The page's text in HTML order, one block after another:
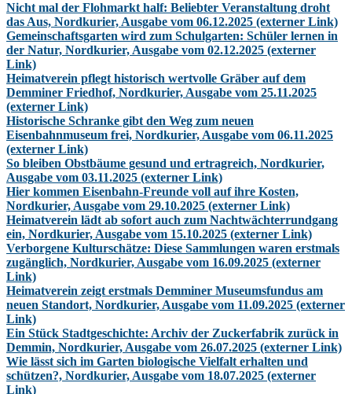
Nicht mal der Flohmarkt half: Beliebter Veranstaltung droht
das Aus, Nordkurier, Ausgabe vom 06.12.2025 (externer Link)
Gemeinschaftsgarten wird zum Schulgarten: Schüler lernen in
der Natur, Nordkurier, Ausgabe vom 02.12.2025 (externer
Link)
Heimatverein pflegt historisch wertvolle Gräber auf dem
Demminer Friedhof, Nordkurier, Ausgabe vom 25.11.2025
(externer Link)
Historische Schranke gibt den Weg zum neuen
Eisenbahnmuseum frei, Nordkurier, Ausgabe vom 06.11.2025
(externer Link)
So bleiben Obstbäume gesund und ertragreich, Nordkurier,
Ausgabe vom 03.11.2025 (externer Link)
Hier kommen Eisenbahn-Freunde voll auf ihre Kosten,
Nordkurier, Ausgabe vom 29.10.2025 (externer Link)
Heimatverein lädt ab sofort auch zum Nachtwächterrundgang
ein, Nordkurier, Ausgabe vom 15.10.2025 (externer Link)
Verborgene Kulturschätze: Diese Sammlungen waren erstmals
zugänglich, Nordkurier, Ausgabe vom 16.09.2025 (externer
Link)
Heimatverein zeigt erstmals Demminer Museumsfundus am
neuen Standort, Nordkurier, Ausgabe vom 11.09.2025 (externer
Link)
Ein Stück Stadtgeschichte: Archiv der Zuckerfabrik zurück in
Demmin, Nordkurier, Ausgabe vom 26.07.2025 (externer Link)
Wie lässt sich im Garten biologische Vielfalt erhalten und
schützen?, Nordkurier, Ausgabe vom 18.07.2025 (externer
Link)